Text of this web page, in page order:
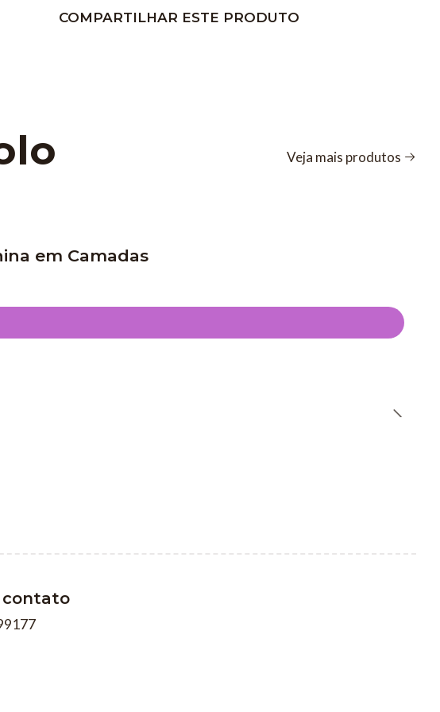
COMPARTILHAR ESTE PRODUTO
Veja mais produtos
em Camadas
contato